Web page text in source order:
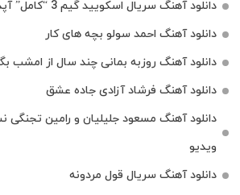
دانلود آهنگ سریال اسکویید گیم 3 “کامل” آپدیت 2025
دانلود آهنگ احمد سولو بچه های کار
دانلود آهنگ روزبه بمانی چند سال از امشب
دانلود آهنگ فرشاد آزادی جاده عشق
ویدیو
دانلود آهنگ سریال قول مردونه